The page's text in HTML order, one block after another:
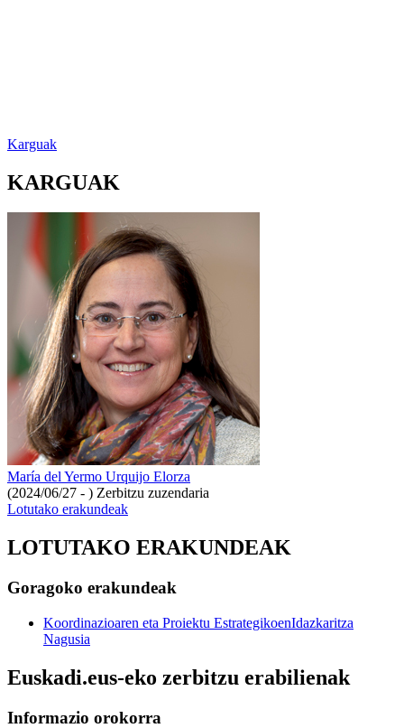
Karguak
KARGUAK
María del Yermo Urquijo Elorza
(2024/06/27 - ) Zerbitzu zuzendaria
Lotutako erakundeak
LOTUTAKO ERAKUNDEAK
Goragoko erakundeak
Koordinazioaren eta Proiektu EstrategikoenIdazkaritza
Nagusia
Euskadi.eus-eko zerbitzu erabilienak
Informazio orokorra